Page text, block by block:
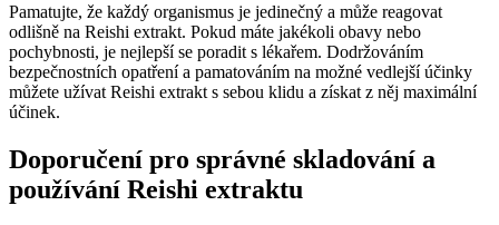
Pamatujte, že každý organismus je jedinečný a může reagovat
odlišně na Reishi extrakt. Pokud máte jakékoli obavy nebo
pochybnosti, je nejlepší se poradit s lékařem. Dodržováním
bezpečnostních opatření a pamatováním na možné vedlejší účinky
můžete užívat Reishi extrakt s sebou klidu a získat z něj maximální
účinek.
Doporučení pro správné skladování a
používání Reishi extraktu